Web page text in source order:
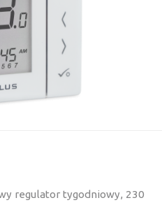
regulator tygodniowy, 230